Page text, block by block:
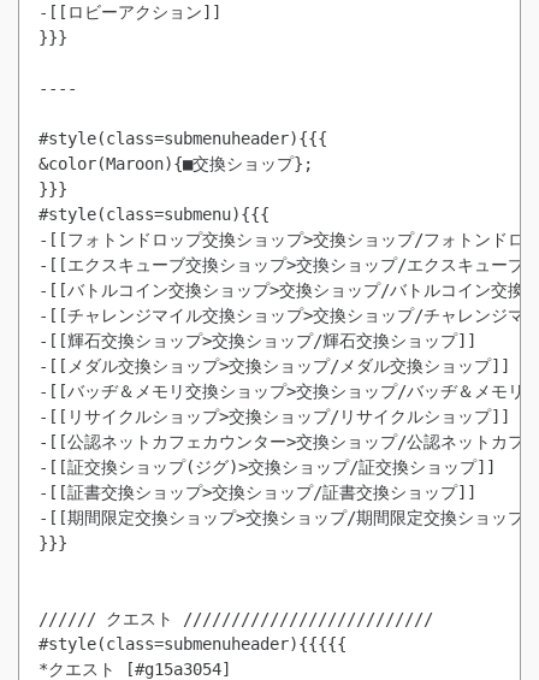
-[[ロビーアクション]]
}}}
----
#style(class=submenuheader){{{
&color(Maroon){■交換ショップ};
}}}
#style(class=submenu){{{
-[[フォトンドロップ交換ショップ>交換ショップ/フォトンドロ
-[[エクスキューブ交換ショップ>交換ショップ/エクスキューブ
-[[バトルコイン交換ショップ>交換ショップ/バトルコイン交換
-[[チャレンジマイル交換ショップ>交換ショップ/チャレンジマ
-[[輝石交換ショップ>交換ショップ/輝石交換ショップ]]
-[[メダル交換ショップ>交換ショップ/メダル交換ショップ]]
-[[バッヂ＆メモリ交換ショップ>交換ショップ/バッヂ＆メモリ
-[[リサイクルショップ>交換ショップ/リサイクルショップ]]
-[[公認ネットカフェカウンター>交換ショップ/公認ネットカフ
-[[証交換ショップ(ジグ)>交換ショップ/証交換ショップ]]
-[[証書交換ショップ>交換ショップ/証書交換ショップ]]
-[[期間限定交換ショップ>交換ショップ/期間限定交換ショップ
}}}
////// クエスト //////////////////////////
#style(class=submenuheader){{{{{
*クエスト [#g15a3054]